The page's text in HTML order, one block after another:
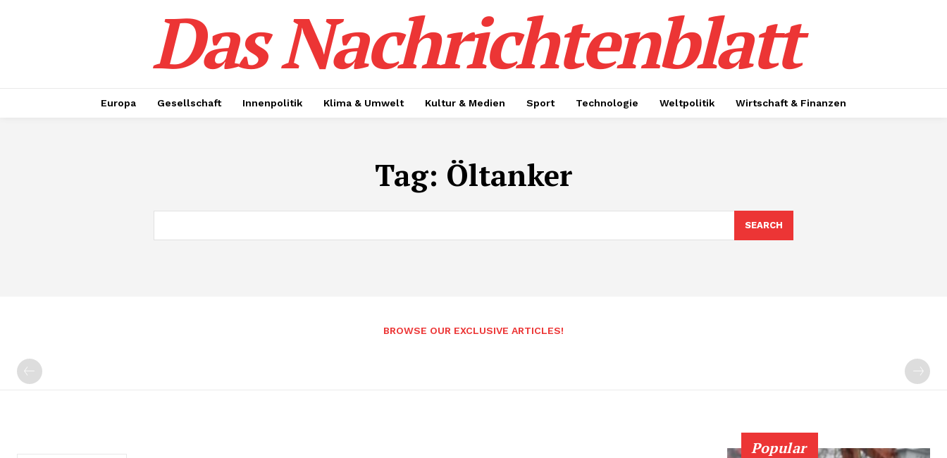
Das Nachrichtenblatt
Europa Gesellschaft Innenpolitik Klima & Umwelt Kultur & Medien Sport Technologie Weltpolitik Wirtschaft & Finanzen
Tag: Öltanker
SEARCH
BROWSE OUR EXCLUSIVE ARTICLES!
Popular